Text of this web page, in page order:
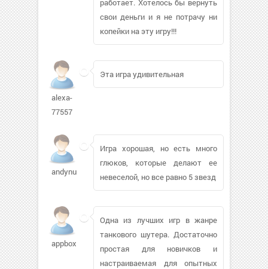
свои деньги и я не потрачу ни
копейки на эту игру!!!
alexa-
77557
Эта игра удивительная
andynunn56883
Игра хорошая, но есть много
глюков, которые делают ее
невеселой, но все равно 5 звезд
appbox52
Одна из лучших игр в жанре
танкового шутера. Достаточно
простая для новичков и
настраиваемая для опытных